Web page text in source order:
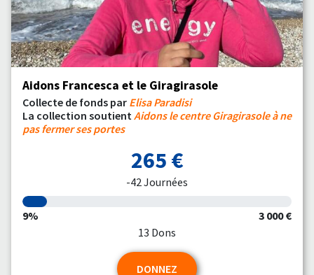
Aidons Francesca et le Giragirasole
Collecte de fonds par Elisa Paradisi
La collection soutientAidons le centre Giragirasole à ne
pas fermer ses portes
265 €
-42 Journées
9%
3 000 €
13 Dons
DONNEZ